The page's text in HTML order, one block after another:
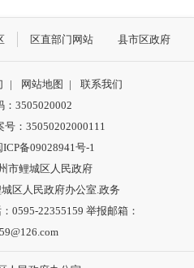
区直部门网站 县市区政府
| 网站地图 |
联系我们
：3505020002
号：35050202000111
备09028941号-1
市鲤城区人民政府
区人民政府办公室.政务
0595-22355159 举报邮箱：